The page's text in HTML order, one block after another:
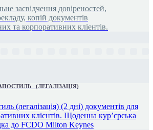
засвідчення довіреностей,
копій документів
та корпоративних кліентів.
(ЛЕГАЛІЗАЦІЯ)
(легалізація) (2 дні) документів для
клієнтів. Щоденна кур’єрська
до FCDO Milton Keynes